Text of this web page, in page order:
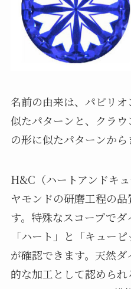
名前の由来は、パビリ
似たパターンと、クラウ
の形に似たパターンから
H&C（ハートアンドキ
ヤモンドの研磨工程の
す。特殊なスコープでダ
「ハート」と「キュー
が確認できます。天然
的な加工として認めら